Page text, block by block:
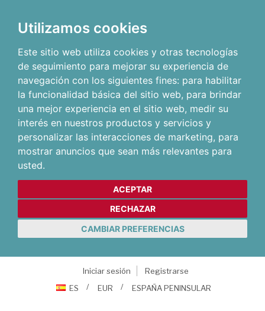
Utilizamos cookies
Este sitio web utiliza cookies y otras tecnologías
de seguimiento para mejorar su experiencia de
navegación con los siguientes fines: para habilitar
la funcionalidad básica del sitio web, para brindar
una mejor experiencia en el sitio web, medir su
interés en nuestros productos y servicios y
personalizar las interacciones de marketing, para
mostrar anuncios que sean más relevantes para
usted.
ACEPTAR
RECHAZAR
CAMBIAR PREFERENCIAS
Iniciar sesión
Registrarse
ES
EUR ESPAÑA PENINSULAR